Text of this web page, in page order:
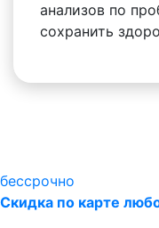
анализов по
сохранить
бессрочно
Скидка по карте